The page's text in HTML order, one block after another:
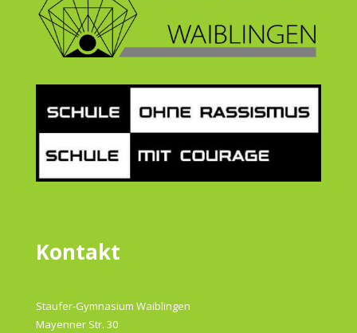
Kontakt
Staufer-Gymnasium Waiblingen
Mayenner Str. 30